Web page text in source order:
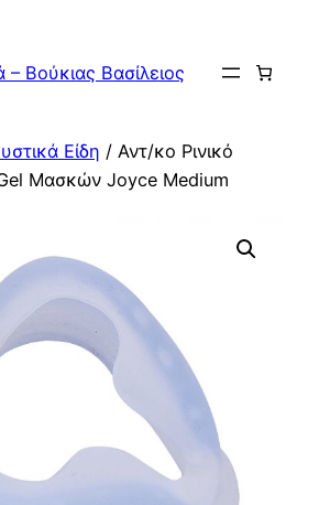
– Βούκιας Βασίλειος
Είδη / Αντ/κo Ρινικό
Μασκών Joyce Medium